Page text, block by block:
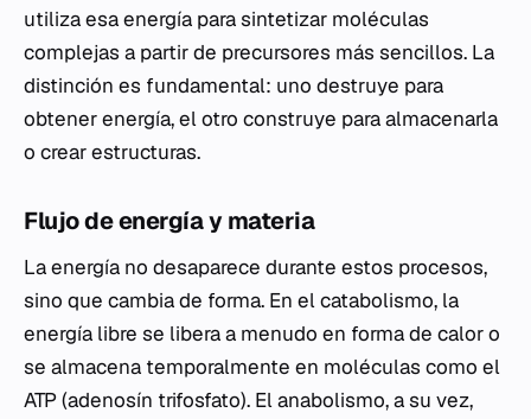
utiliza esa energía para sintetizar moléculas
complejas a partir de precursores más sencillos. La
distinción es fundamental: uno destruye para
obtener energía, el otro construye para almacenarla
o crear estructuras.
Flujo de energía y materia
La energía no desaparece durante estos procesos,
sino que cambia de forma. En el catabolismo, la
energía libre se libera a menudo en forma de calor o
se almacena temporalmente en moléculas como el
ATP (adenosín trifosfato). El anabolismo, a su vez,